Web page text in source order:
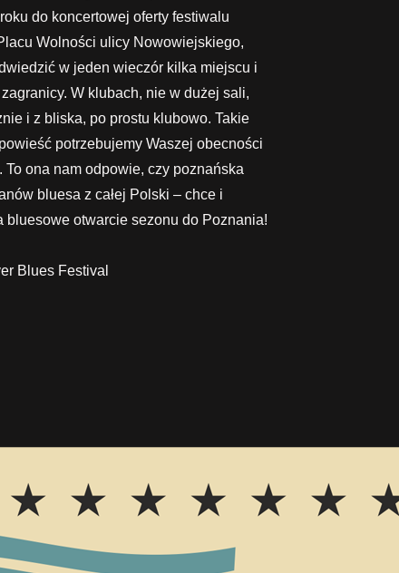
do koncertowej oferty festiwalu
Wolności ulicy Nowowiejskiego,
w jeden wieczór kilka miejscu i
W klubach, nie w dużej sali,
i z bliska, po prostu klubowo. Takie
potrzebujemy Waszej obecności
ona nam odpowie, czy poznańska
bluesa z całej Polski – chce i
bluesowe otwarcie sezonu do Poznania!
Blues Festival